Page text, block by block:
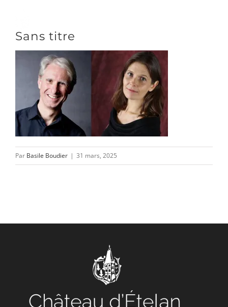
contenu
DÉCOUVRIR
VENIR
NOUS SUIVRE
Sans titre
Par Basile Boudier | 31 mars, 2025